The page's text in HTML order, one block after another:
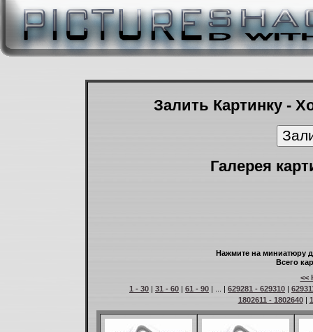
Залить Картинку -
Галерея
Нажмите на миниатюру
Всего
<<
1 - 30 | 31 - 60 | 61 - 90 | ... | 629281 - 629310 |
1802611 - 1802640|